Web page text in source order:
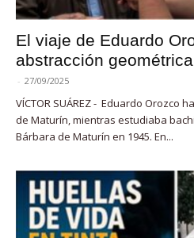
El viaje de Eduardo
abstracción geométrica
- 27/09/2025
VÍCTOR SUÁREZ - Eduardo Orozco
de Maturín, mientras estudiaba
Bárbara de Maturín en 1945. En...